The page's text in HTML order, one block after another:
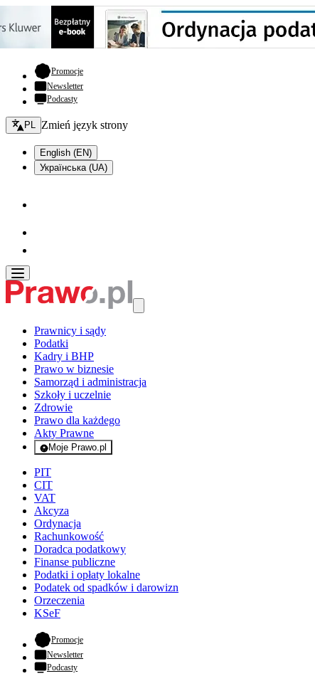
Promocje- otwiera się w nowej karcie
Newsletter
Podcasty
Zmień język - bieżący:
PL Zmień język strony
English (EN)
Українська (UA)
Prawnicy i sądy
Podatki
Kadry i BHP
Prawo w biznesie
Samorząd i administracja
Szkoły i uczelnie
Zdrowie
Prawo dla każdego
Akty Prawne
Moje Prawo.pl
- rejestracja i logowanie do serwisu
PIT
CIT
VAT
Akcyza
Ordynacja
Rachunkowość
Doradca podatkowy
Finanse publiczne
Podatki i opłaty lokalne
Podatek od spadków i darowizn
Orzeczenia
KSeF
Promocje- otwiera się w nowej karcie
Newsletter
Podcasty